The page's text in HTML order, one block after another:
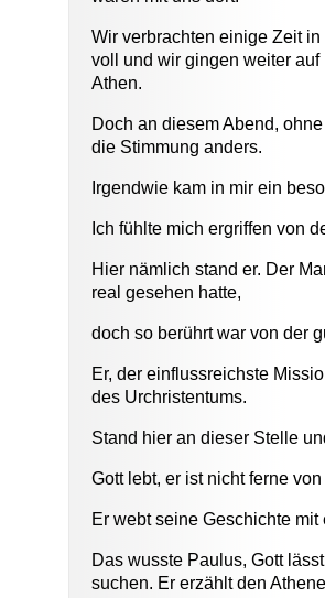
Wir verbrachten einige Zeit
voll und wir gingen weiter
Athen.
Doch an diesem Abend,
die Stimmung anders.
Irgendwie kam in mir ein
Ich fühlte mich ergriffen von
Hier nämlich stand er. Der
real gesehen hatte,
doch so berührt war von der
Er, der einflussreichste
des Urchristentums.
Stand hier an dieser Stelle
Gott lebt, er ist nicht ferne
Er webt seine Geschichte mit
Das wusste Paulus, Gott
suchen. Er erzählt den